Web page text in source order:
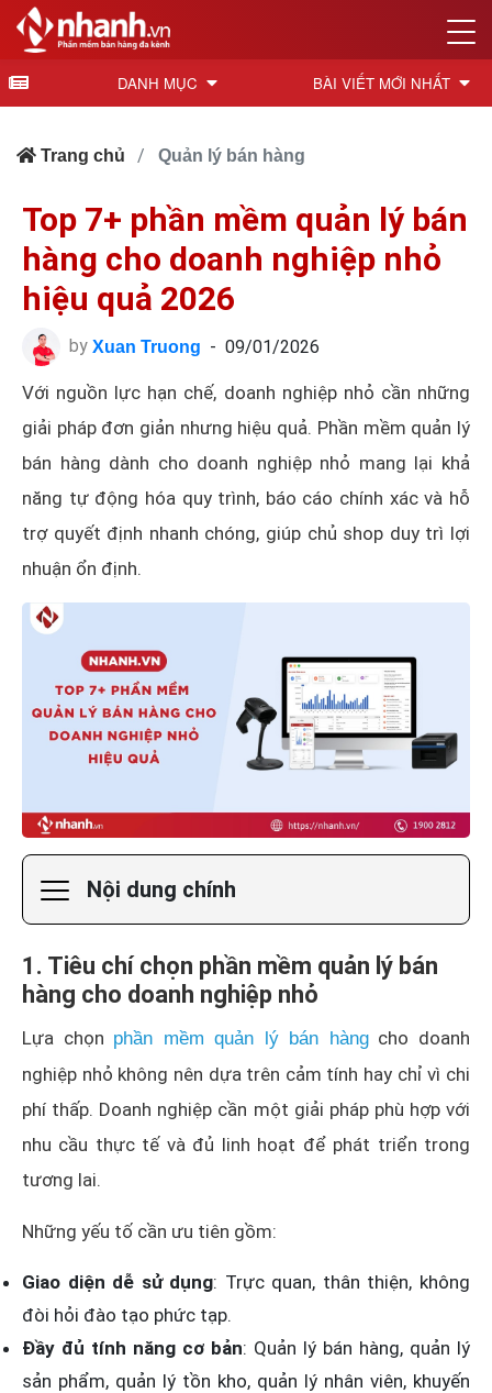
DANH MỤC BÀI VIẾT MỚI NHẤT
Trang chủ Quản lý bán hàng
Top 7+ phần mềm quản lý bán
hàng cho doanh nghiệp nhỏ
hiệu quả 2026
by Xuan Truong - 09/01/2026
Với nguồn lực hạn chế, doanh nghiệp nhỏ cần những
giải pháp đơn giản nhưng hiệu quả. Phần mềm quản lý
bán hàng dành cho doanh nghiệp nhỏ mang lại khả
năng tự động hóa quy trình, báo cáo chính xác và hỗ
trợ quyết định nhanh chóng, giúp chủ shop duy trì lợi
nhuận ổn định.
Nội dung chính
1. Tiêu chí chọn phần mềm quản lý bán
hàng cho doanh nghiệp nhỏ
Lựa chọn phần mềm quản lý bán hàngcho doanh
nghiệp nhỏ không nên dựa trên cảm tính hay chỉ vì chi
phí thấp. Doanh nghiệp cần một giải pháp phù hợp với
nhu cầu thực tế và đủ linh hoạt để phát triển trong
tương lai.
Những yếu tố cần ưu tiên gồm:
Giao diện dễ sử dụng: Trực quan, thân thiện, không
đòi hỏi đào tạo phức tạp.
Đầy đủ tính năng cơ bản: Quản lý bán hàng, quản lý
sản phẩm, quản lý tồn kho, quản lý nhân viên, khuyến